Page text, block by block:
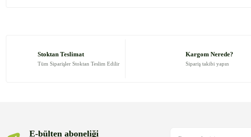
Ürün bilgilerinde hatalar bulunuyor.
Stoktan Teslimat
Tüm Siparişler Stoktan Teslim Edilir
Kargom Nerede?
Sipariş takibi yapın
E-bülten aboneliği